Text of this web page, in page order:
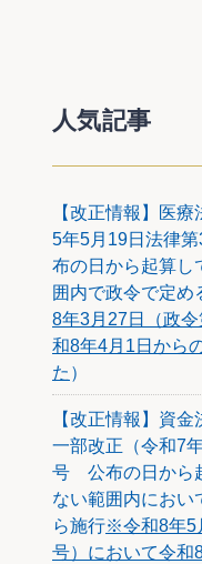
人気記事
【改正情報】医
5年5月19日法律
布の日から起算し
囲内で政令で定め
8年3月27日（政
和8年4月1日から
た ）
【改正情報】資
一部改正（令和7
号 公布の日から
ない範囲内におい
ら施行※令和8年5
号）において令和